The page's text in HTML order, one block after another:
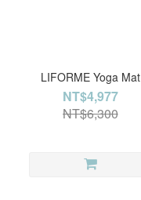
LIFORME Yoga Mat
NT$4,977
NT$6,300